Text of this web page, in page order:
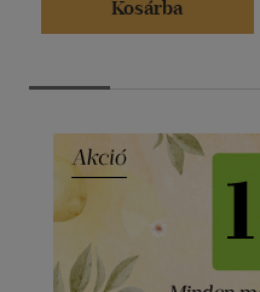
Kosárba